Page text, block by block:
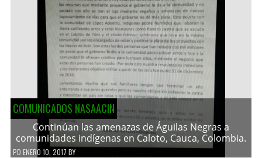
COMUNICADOS NASAACIN
Continúan las amenazas de Águilas Negras a
comunidades indígenas en Caloto, Cauca, Colombia.
PD ENERO 10, 2017 BY